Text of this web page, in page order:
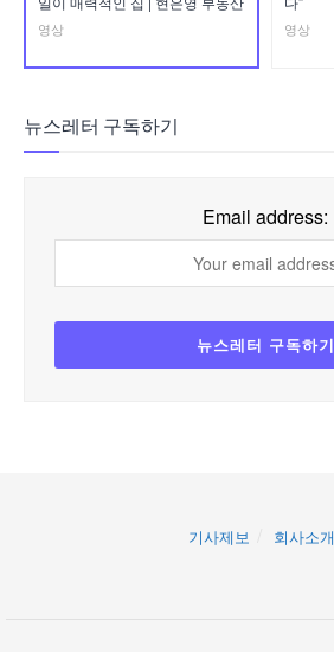
영상 영상
뉴스레터 구독하기
Email address:
기사제보 회사소개